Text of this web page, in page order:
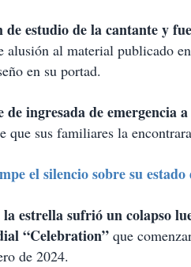
estudio de la cantante y
alusión al material publicado
en su portad.
ingresada de emergencia
que sus familiares la
el silencio sobre su estado
la estrella sufrió un colapso
“Celebration” que
de 2024.